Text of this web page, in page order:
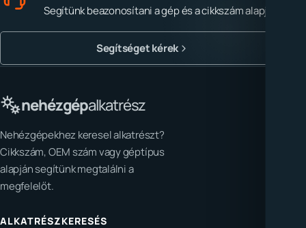
Segítünk beazonosítani a gép és a cikkszám alapján.
Segítséget kérek
nehézgépalkatrész
Nehézgépekhez keresel alkatrészt?
Cikkszám, OEM szám vagy géptípus
alapján segítünk megtalálni a
megfelelőt.
ALKATRÉSZKERESÉS